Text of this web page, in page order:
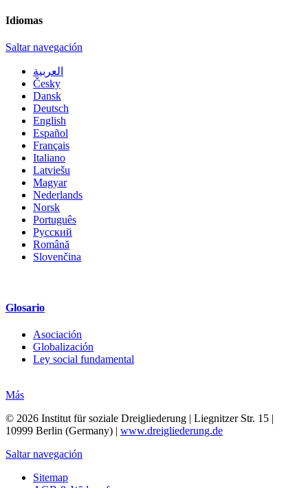
Idiomas
Saltar navegación
العربية
Česky
Dansk
Deutsch
English
Español
Français
Italiano
Latviešu
Magyar
Nederlands
Norsk
Português
Русский
Română
Slovenčina
Glosario
Asociación
Globalización
Ley social fundamental
Más
© 2026 Institut für soziale Dreigliederung | Liegnitzer Str. 15 |
10999 Berlin (Germany) | www.dreigliederung.de
Saltar navegación
Sitemap